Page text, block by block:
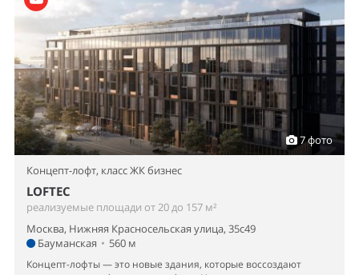
7 фото
Концепт-лофт, класс ЖК бизнес
LOFTEC
реализуемые площади от 20 до 157 м²
Москва, Нижняя Красносельская улица, 35с49
Бауманская • 560 м
Концепт-лофты — это новые здания, которые воссоздают